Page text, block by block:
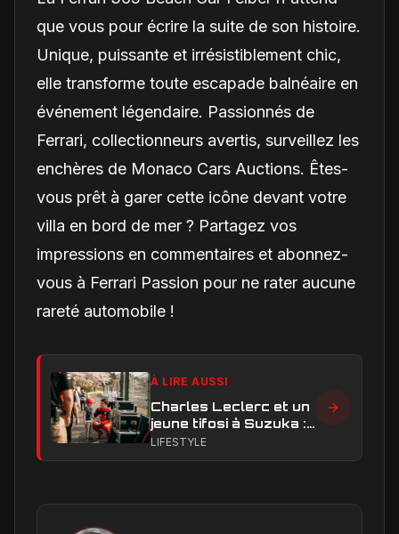
que vous pour écrire la suite de son histoire.
Unique, puissante et irrésistiblement chic,
elle transforme toute escapade balnéaire en
événement légendaire. Passionnés de
Ferrari, collectionneurs avertis, surveillez les
enchères de Monaco Cars Auctions. Êtes-
vous prêt à garer cette icône devant votre
villa en bord de mer ? Partagez vos
impressions en commentaires et abonnez-
vous à Ferrari Passion pour ne rater aucune
rareté automobile !
À LIRE AUSSI
Charles Leclerc et un
jeune tifosi à Suzuka :
le moment qui a ému
LIFESTYLE